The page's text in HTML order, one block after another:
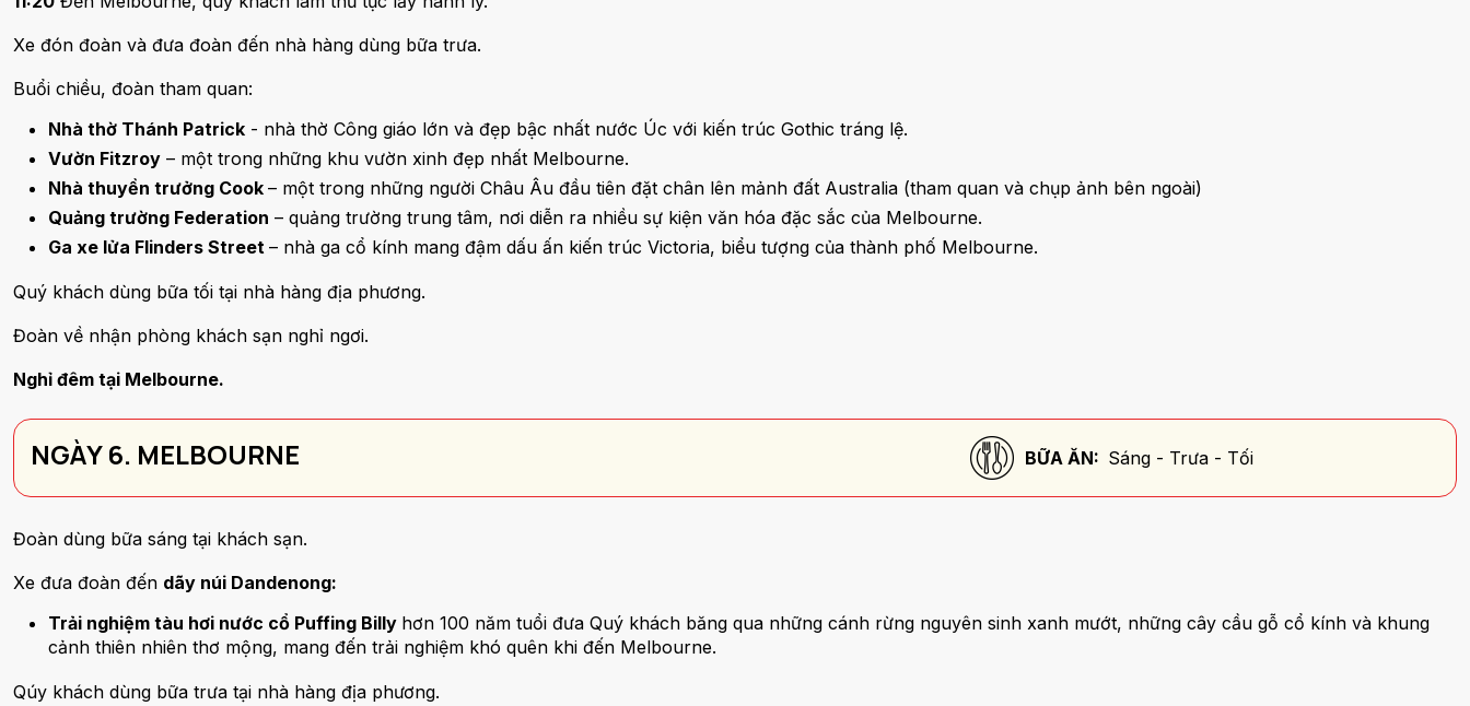
Xe đón đoàn và đưa đoàn đến nhà hàng dùng bữa trưa.
Buổi chiều, đoàn tham quan:
Nhà thờ Thánh Patrick - nhà thờ Công giáo lớn và đẹp bậc nhất nước Úc với kiến trúc Gothic tráng lệ.
Vườn Fitzroy – một trong những khu vườn xinh đẹp nhất Melbourne.
Nhà thuyền trưởng Cook – một trong những người Châu Âu đầu tiên đặt chân lên mảnh đất Australia (tham quan và chụp ảnh bên ngoài)
Quảng trường Federation – quảng trường trung tâm, nơi diễn ra nhiều sự kiện văn hóa đặc sắc của Melbourne.
Ga xe lửa Flinders Street – nhà ga cổ kính mang đậm dấu ấn kiến trúc Victoria, biểu tượng của thành phố Melbourne.
Quý khách dùng bữa tối tại nhà hàng địa phương.
Đoàn về nhận phòng khách sạn nghỉ ngơi.
Nghỉ đêm tại Melbourne.
NGÀY 6. MELBOURNE BỮA ĂN: Sáng - Trưa - Tối
Đoàn dùng bữa sáng tại khách sạn.
Xe đưa đoàn đến dãy núi Dandenong:
Trải nghiệm tàu hơi nước cổ Puffing Billy hơn 100 năm tuổi đưa Quý khách băng qua những cánh rừng nguyên sinh xanh mướt, những cây cầu gỗ cổ kính và khung
cảnh thiên nhiên thơ mộng, mang đến trải nghiệm khó quên khi đến Melbourne.
Qúy khách dùng bữa trưa tại nhà hàng địa phương.